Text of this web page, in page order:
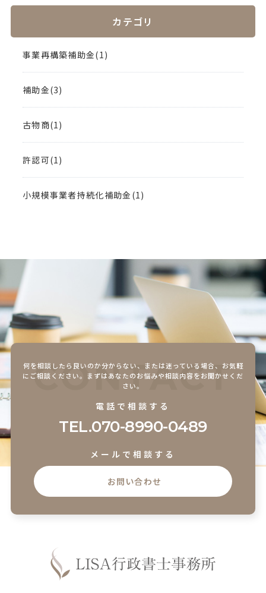
カテゴリ
事業再構築補助金(1)
補助金(3)
古物商(1)
許認可(1)
小規模事業者持続化補助金(1)
CONTACT
何を相談したら良いのか分からない、または迷っている場合、 お気軽
にご相談ください。まずはあなたのお悩みや相談内容をお聞かせくだ
さい。
電話で相談する
TEL.070-8990-0489
メールで相談する
お問い合わせ